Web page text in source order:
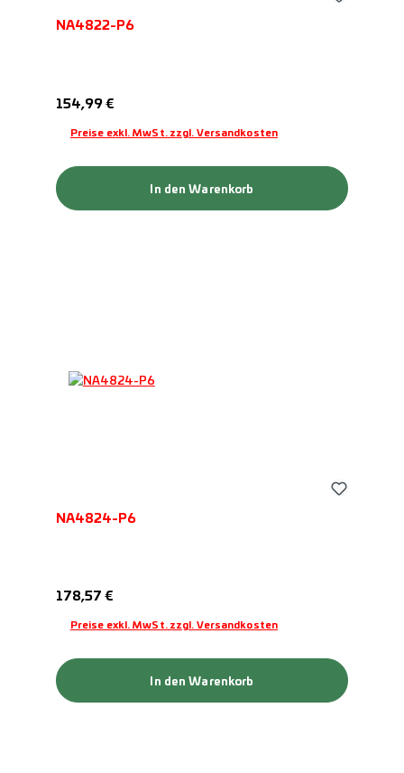
NA4822-P6
Regulärer Preis:
154,99 €
Preise exkl. MwSt. zzgl. Versandkosten
In den Warenkorb
NA4824-P6
Regulärer Preis:
178,57 €
Preise exkl. MwSt. zzgl. Versandkosten
In den Warenkorb